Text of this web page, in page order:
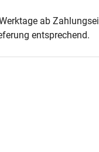
ab
entsprechend.